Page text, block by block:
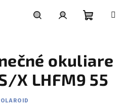
košík
okuliare
X LHFM9 55